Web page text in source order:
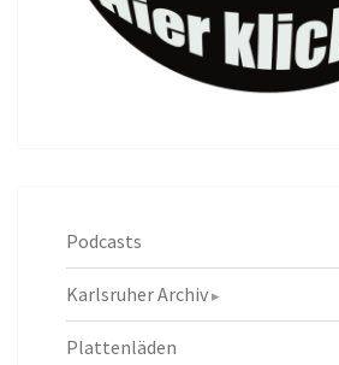
Podcasts
Karlsruher Archiv
Plattenläden